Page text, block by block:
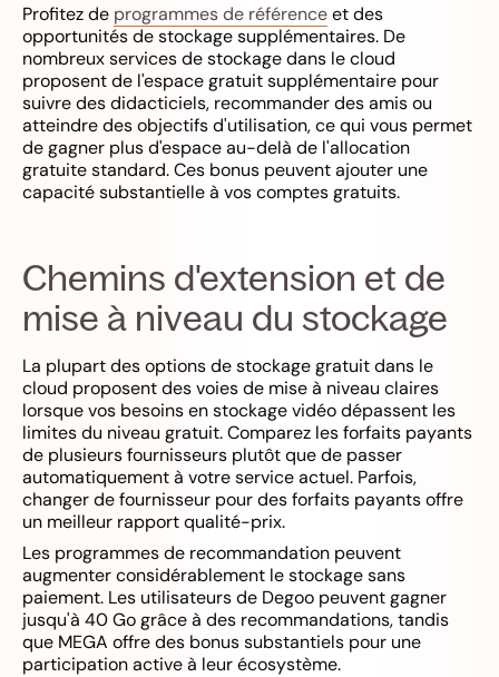
Profitez de programmes de référenceet des
opportunités de stockage supplémentaires. De
nombreux services de stockage dans le cloud
proposent de l'espace gratuit supplémentaire pour
suivre des didacticiels, recommander des amis ou
atteindre des objectifs d'utilisation, ce qui vous permet
de gagner plus d'espace au-delà de l'allocation
gratuite standard. Ces bonus peuvent ajouter une
capacité substantielle à vos comptes gratuits.
Chemins d'extension et de
mise à niveau du stockage
La plupart des options de stockage gratuit dans le
cloud proposent des voies de mise à niveau claires
lorsque vos besoins en stockage vidéo dépassent les
limites du niveau gratuit. Comparez les forfaits payants
de plusieurs fournisseurs plutôt que de passer
automatiquement à votre service actuel. Parfois,
changer de fournisseur pour des forfaits payants offre
un meilleur rapport qualité-prix.
Les programmes de recommandation peuvent
augmenter considérablement le stockage sans
paiement. Les utilisateurs de Degoo peuvent gagner
jusqu'à 40 Go grâce à des recommandations, tandis
que MEGA offre des bonus substantiels pour une
participation active à leur écosystème.